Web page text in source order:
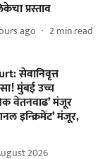
प्रस्ताव
ago 2min read
सेवानिवृत्त
मुंबई उच्च
वेतनवाढ’ मंजूर
इन्क्रिमेंट’ मंजूर,
2026